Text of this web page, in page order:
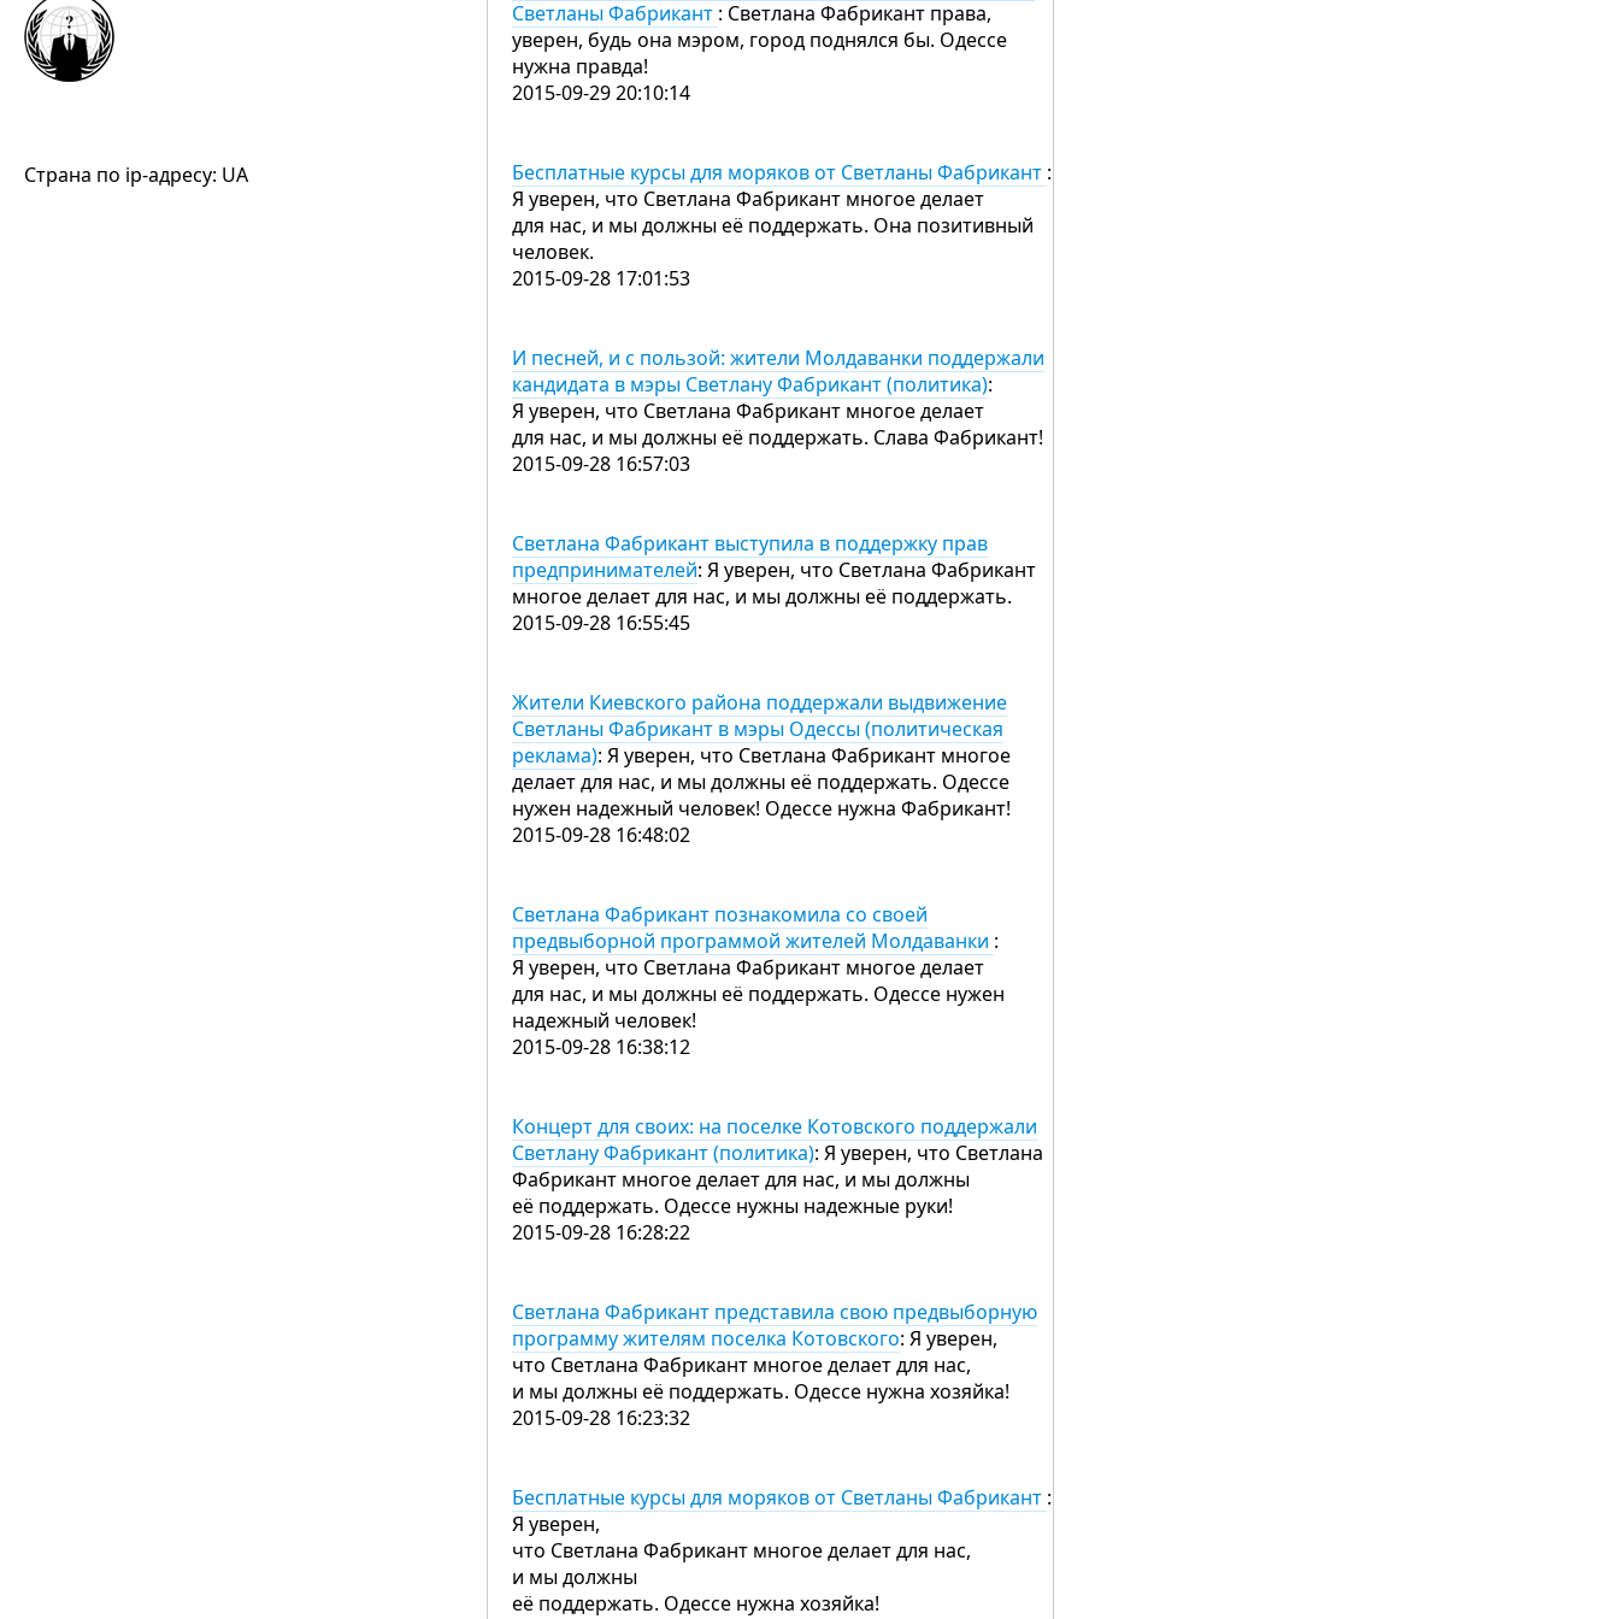
Страна по ip-адресу: UA
Светланы Фабрикант : Светлана Фабрикант права,
уверен, будь она мэром, город поднялся бы. Одессе
нужна правда!
2015-09-29 20:10:14
Бесплатные курсы для моряков от Светланы Фабрикант :
Я уверен, что Светлана Фабрикант многое делает
для нас, и мы должны её поддержать. Она позитивный
человек.
2015-09-28 17:01:53
И песней, и с пользой: жители Молдаванки поддержали
кандидата в мэры Светлану Фабрикант (политика):
Я уверен, что Светлана Фабрикант многое делает
для нас, и мы должны её поддержать. Слава Фабрикант!
2015-09-28 16:57:03
Светлана Фабрикант выступила в поддержку прав
предпринимателей: Я уверен, что Светлана Фабрикант
многое делает для нас, и мы должны её поддержать.
2015-09-28 16:55:45
Жители Киевского района поддержали выдвижение
Светланы Фабрикант в мэры Одессы (политическая
реклама): Я уверен, что Светлана Фабрикант многое
делает для нас, и мы должны её поддержать. Одессе
нужен надежный человек! Одессе нужна Фабрикант!
2015-09-28 16:48:02
Светлана Фабрикант познакомила со своей
предвыборной программой жителей Молдаванки :
Я уверен, что Светлана Фабрикант многое делает
для нас, и мы должны её поддержать. Одессе нужен
надежный человек!
2015-09-28 16:38:12
Концерт для своих: на поселке Котовского поддержали
Светлану Фабрикант (политика): Я уверен, что Светлана
Фабрикант многое делает для нас, и мы должны
её поддержать. Одессе нужны надежные руки!
2015-09-28 16:28:22
Светлана Фабрикант представила свою предвыборную
программу жителям поселка Котовского: Я уверен,
что Светлана Фабрикант многое делает для нас,
и мы должны её поддержать. Одессе нужна хозяйка!
2015-09-28 16:23:32
Бесплатные курсы для моряков от Светланы Фабрикант :
Я уверен,
что Светлана Фабрикант многое делает для нас,
и мы должны
её поддержать. Одессе нужна хозяйка!